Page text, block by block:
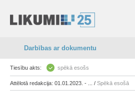
Darbības ar dokumentu
Tiesību akts: spēkā esošs
Attēlotā redakcija: 01.01.2023. - ... / Spēkā esošā